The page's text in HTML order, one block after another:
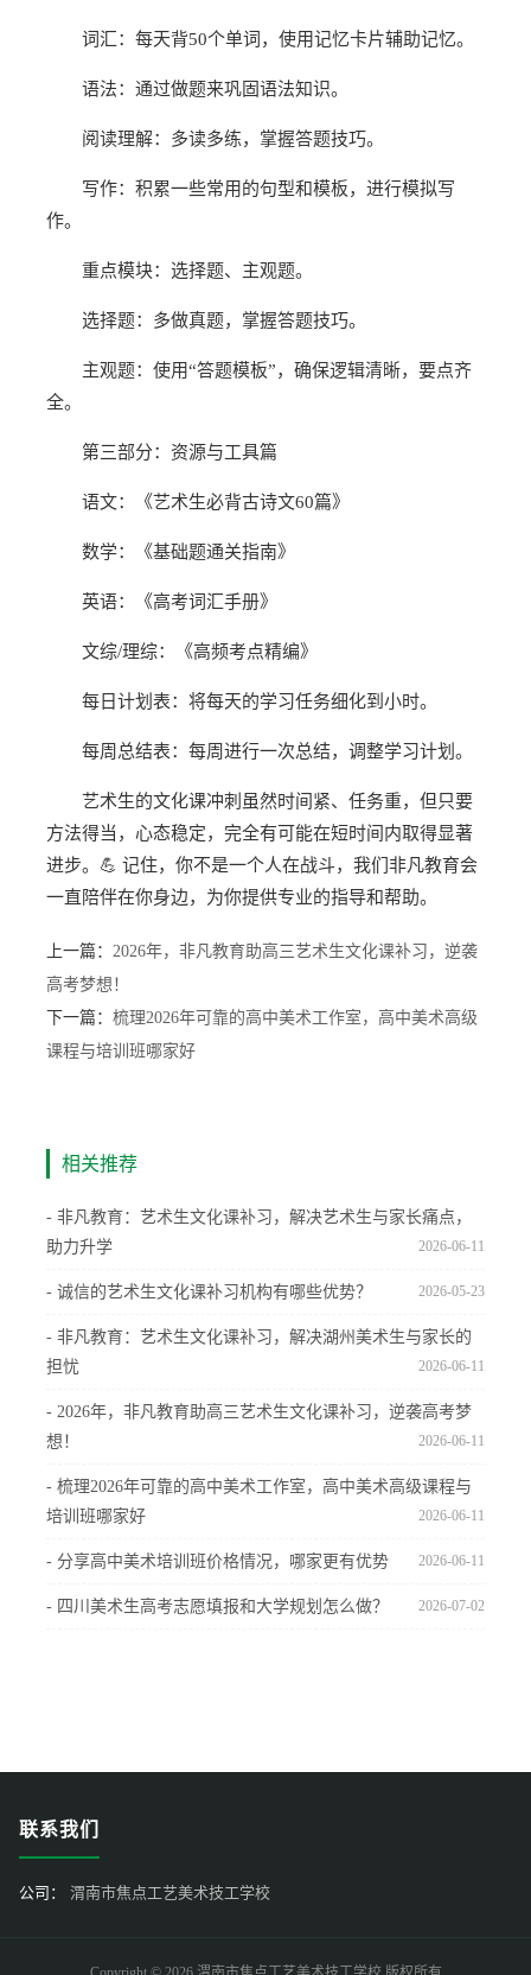
词汇：每天背50个单词，使用记忆卡片辅助记忆。
语法：通过做题来巩固语法知识。
阅读理解：多读多练，掌握答题技巧。
写作：积累一些常用的句型和模板，进行模拟写
作。
重点模块：选择题、主观题。
选择题：多做真题，掌握答题技巧。
主观题：使用“答题模板”，确保逻辑清晰，要点齐
全。
第三部分：资源与工具篇
语文：《艺术生必背古诗文60篇》
数学：《基础题通关指南》
英语：《高考词汇手册》
文综/理综：《高频考点精编》
每日计划表：将每天的学习任务细化到小时。
每周总结表：每周进行一次总结，调整学习计划。
艺术生的文化课冲刺虽然时间紧、任务重，但只要
方法得当，心态稳定，完全有可能在短时间内取得显著
进步。💪 记住，你不是一个人在战斗，我们非凡教育会
一直陪伴在你身边，为你提供专业的指导和帮助。
上一篇： 2026年，非凡教育助高三艺术生文化课补习，逆袭
高考梦想！
下一篇： 梳理2026年可靠的高中美术工作室，高中美术高级
课程与培训班哪家好
相关推荐
- 非凡教育：艺术生文化课补习，解决艺术生与家长痛点，
助力升学
2026-06-11
- 诚信的艺术生文化课补习机构有哪些优势？ 2026-05-23
- 非凡教育：艺术生文化课补习，解决湖州美术生与家长的
担忧
2026-06-11
- 2026年，非凡教育助高三艺术生文化课补习，逆袭高考梦
想！
2026-06-11
- 梳理2026年可靠的高中美术工作室，高中美术高级课程与
培训班哪家好
2026-06-11
- 分享高中美术培训班价格情况，哪家更有优势 2026-06-11
- 四川美术生高考志愿填报和大学规划怎么做？ 2026-07-02
联系我们
公司： 渭南市焦点工艺美术技工学校